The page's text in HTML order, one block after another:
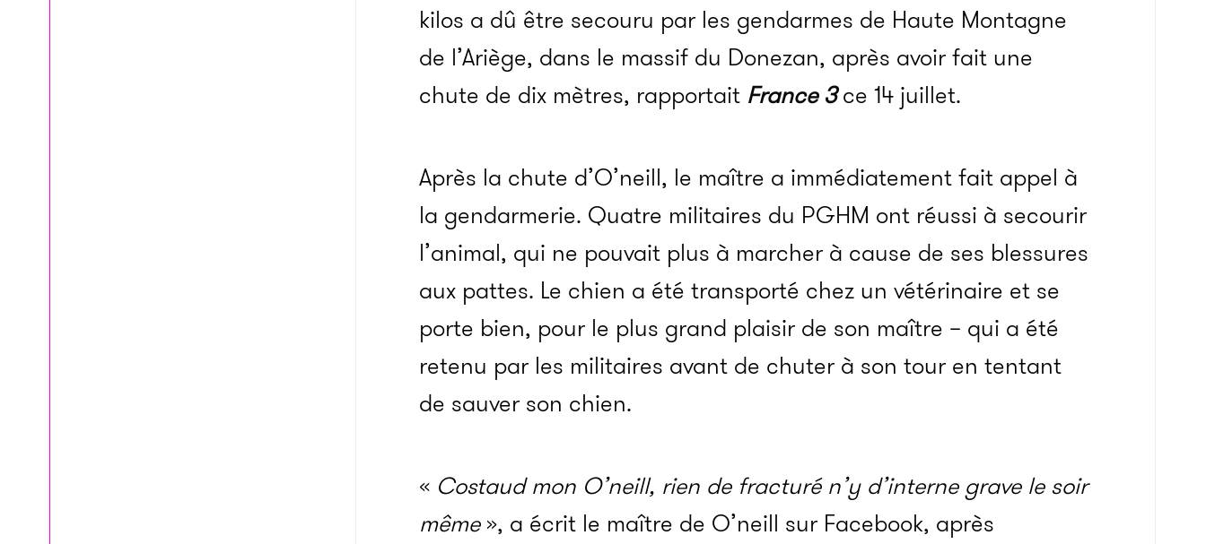
kilos a dû être secouru par les gendarmes de Haute Montagne
de l’Ariège, dans le massif du Donezan, après avoir fait une
chute de dix mètres, rapportait France 3ce 14 juillet.
Après la chute d’O’neill, le maître a immédiatement fait appel à
la gendarmerie. Quatre militaires du PGHM ont réussi à secourir
l’animal, qui ne pouvait plus à marcher à cause de ses blessures
aux pattes. Le chien a été transporté chez un vétérinaire et se
porte bien, pour le plus grand plaisir de son maître – qui a été
retenu par les militaires avant de chuter à son tour en tentant
de sauver son chien.
« Costaud mon O’neill, rien de fracturé n’y d’interne grave le soir
même», a écrit le maître de O’neill sur Facebook, après